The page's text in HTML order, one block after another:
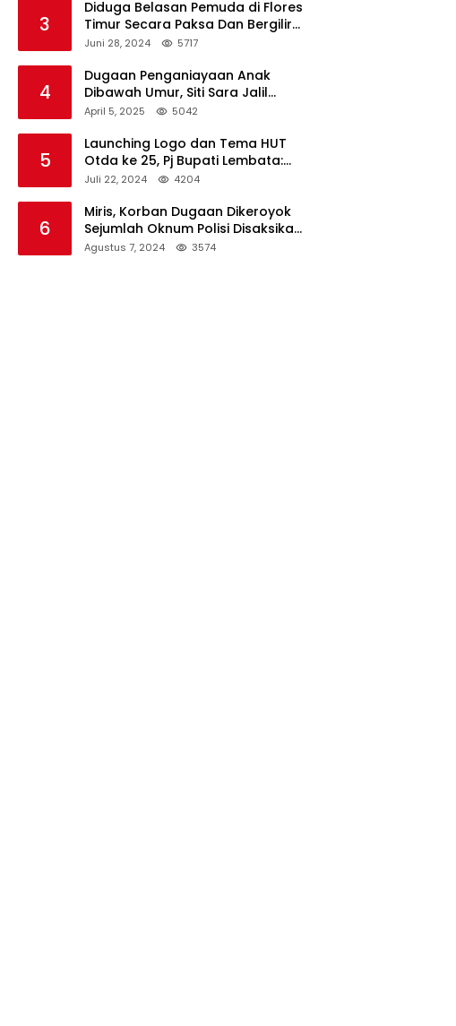
3
Diduga Belasan Pemuda di Flores
Timur Secara Paksa Dan Bergilir
Setubuhi Gadis di Bawah Umur
Juni 28, 2024 5717
4
Dugaan Penganiayaan Anak
Dibawah Umur, Siti Sara Jalil
Seorang Warga Desa Normal 1
April 5, 2025 5042
5
Launching Logo dan Tema HUT
Otda ke 25, Pj Bupati Lembata:
Tema ini Bukan Sekedar Refleksi
Juli 22, 2024 4204
6
Miris, Korban Dugaan Dikeroyok
Sejumlah Oknum Polisi Disaksikan
Istri
Agustus 7, 2024 3574